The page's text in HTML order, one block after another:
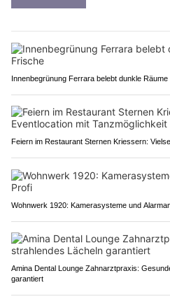
Innenbegrünung Ferrara belebt dunkle
Feiern im Restaurant Sternen Kriessern:
Wohnwerk 1920: Kamerasysteme und
Amina Dental Lounge Zahnarztpraxis:
garantiert